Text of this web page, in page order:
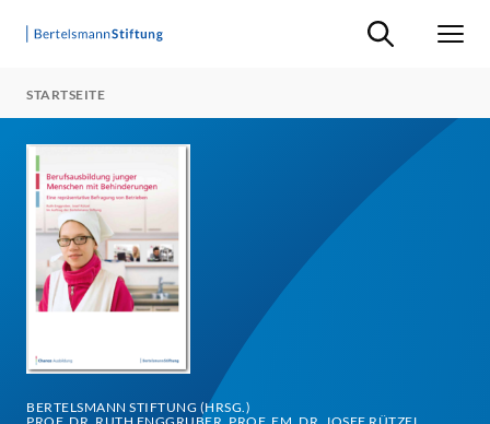
Suche ein-/
STARTSEITE
BERTELSMANN STIFTUNG (HRSG.)